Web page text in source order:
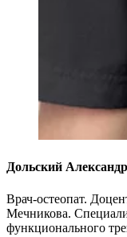
Дольский
Врач-остеопат.
Мечникова.
функционального